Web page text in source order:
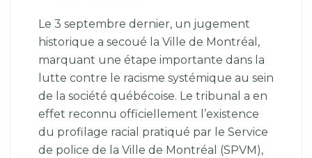
Le 3 septembre dernier, un jugement
historique a secoué la Ville de Montréal,
marquant une étape importante dans la
lutte contre le racisme systémique au sein
de la société québécoise. Le tribunal a en
effet reconnu officiellement l’existence
du profilage racial pratiqué par le Service
de police de la Ville de Montréal (SPVM),